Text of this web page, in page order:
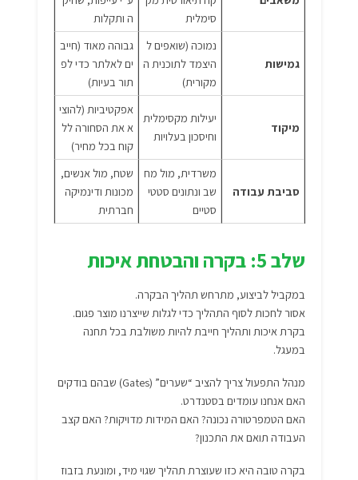
סימלית
ה ותקלות
גמישות
נמוכה (שואפים ל
היצמד לתוכנית ה
מקורית)
גבוהה מאוד (חייב
ים לאלתר כדי לפ
תור בעיות)
מיקוד
יעילות מקסימלית
וחיסכון בעלויות
אפקטיביות (להוצי
א את הסחורה לל
קוח בכל מחיר)
סביבת עבודה
משרדית, מול מח
שב ונתונים סטטי
סטיים
שטח, מול אנשים,
מכונות ודינמיקה
חברתית
שלב 5: בקרה והבטחת איכות
במקביל לביצוע, מתרחש תהליך הבקרה.
אסור לחכות לסוף התהליך כדי לגלות שייצרנו מוצר פגום.
בקרת איכות ותהליך חייבת להיות משולבת בכל תחנה
במעגל.
מנהל התפעול צריך להציב “שערים” (Gates) שבהם בודקים
האם אנחנו עומדים בסטנדרט.
האם הטמפרטורה נכונה? האם המידות מדויקות? האם קצב
העבודה תואם את התכנון?
בקרה טובה היא כזו שעוצרת תהליך שגוי מיד, ומונעת בזבוז